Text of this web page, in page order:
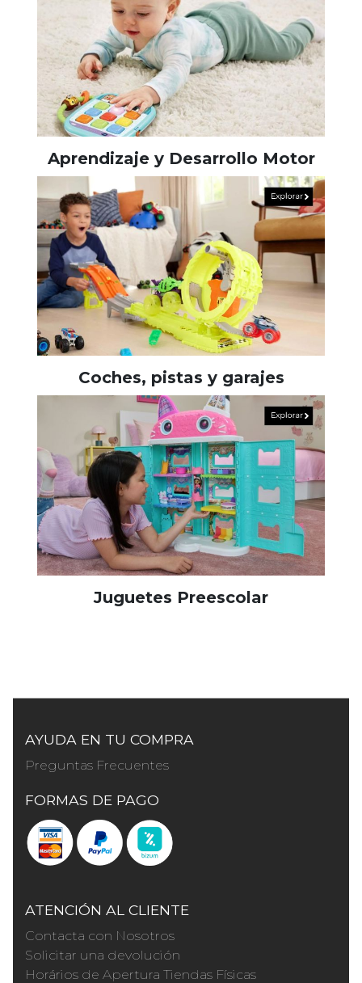
Aprendizaje y Desarrollo Motor
Coches, pistas y garajes
Juguetes Preescolar
AYUDA EN TU COMPRA
Preguntas Frecuentes
FORMAS DE PAGO
ATENCIÓN AL CLIENTE
Contacta con Nosotros
Solicitar una devolución
Horários de Apertura Tiendas Físicas